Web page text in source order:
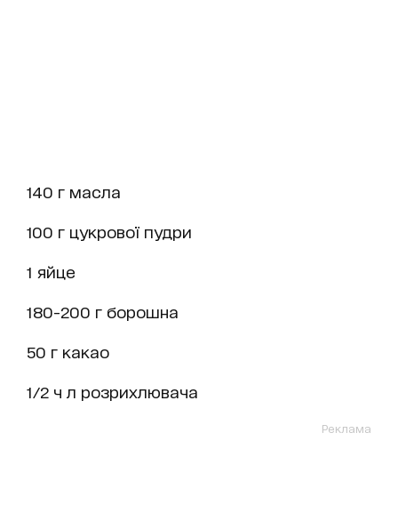
140 г масла
100 г цукрової пудри
1 яйце
180-200 г борошна
50 г какао
1/2 ч л розрихлювача
Реклама